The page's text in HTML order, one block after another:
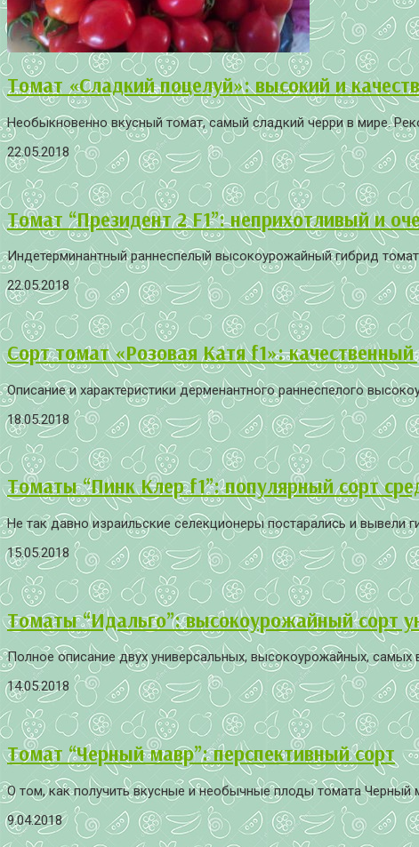
Томат «Сладкий поцелуй»: высокий и
Необыкновенно вкусный томат, самый сладкий черри в мире.
22.05.2018
Томат “Президент 2 F1”: неприхотливый и
Индетерминантный раннеспелый высокоурожайный гибрид
22.05.2018
Сорт томат «Розовая Катя f1»:
Описание и характеристики дерменантного раннеспелого
18.05.2018
Томаты “Пинк Клер f1”: популярный сорт
Не так давно израильские селекционеры постарались и вывели
15.05.2018
Томаты “Идальго”: высокоурожайный сорт
Полное описание двух универсальных, высокоурожайных, самых
14.05.2018
Томат “Черный мавр”: перспективный сорт
О том, как получить вкусные и необычные плоды томата Черный
9.04.2018